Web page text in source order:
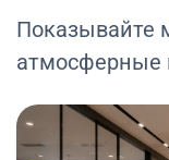
Показывайте
атмосферные